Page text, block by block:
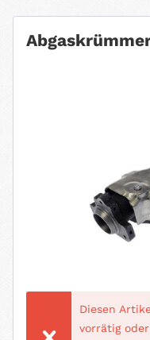
4. MOTORTYP
Diesen
vorrätig